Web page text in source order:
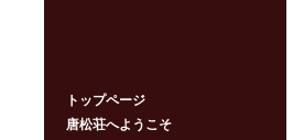
トップページ
唐松荘へようこそ